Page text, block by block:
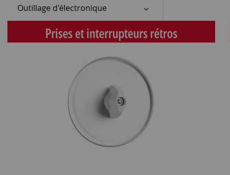
Outillage d'électronique
Prises et interrupteurs rétros